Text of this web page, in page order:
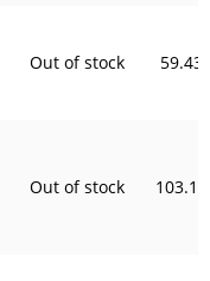
Out of stock 59.43
Out of stock 103.15